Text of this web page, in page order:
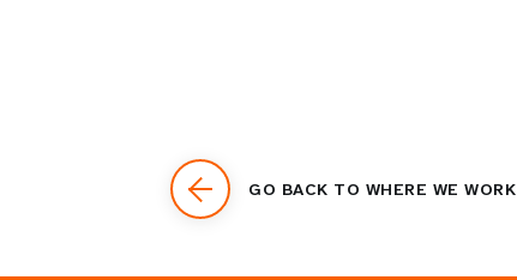
GO BACK TO WHERE WE WORK